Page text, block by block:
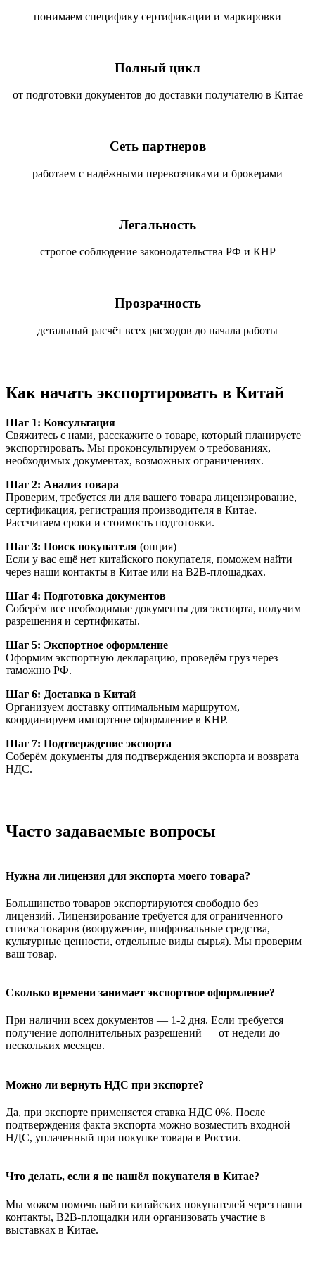
понимаем специфику сертификации и маркировки
Полный цикл
от подготовки документов до доставки получателю в Китае
Сеть партнеров
работаем с надёжными перевозчиками и брокерами
Легальность
строгое соблюдение законодательства РФ и КНР
Прозрачность
детальный расчёт всех расходов до начала работы
Как начать экспортировать в Китай
Шаг 1: Консультация
Свяжитесь с нами, расскажите о товаре, который планируете
экспортировать. Мы проконсультируем о требованиях,
необходимых документах, возможных ограничениях.
Шаг 2: Анализ товара
Проверим, требуется ли для вашего товара лицензирование,
сертификация, регистрация производителя в Китае.
Рассчитаем сроки и стоимость подготовки.
Шаг 3: Поиск покупателя (опция)
Если у вас ещё нет китайского покупателя, поможем найти
через наши контакты в Китае или на B2B-площадках.
Шаг 4: Подготовка документов
Соберём все необходимые документы для экспорта, получим
разрешения и сертификаты.
Шаг 5: Экспортное оформление
Оформим экспортную декларацию, проведём груз через
таможню РФ.
Шаг 6: Доставка в Китай
Организуем доставку оптимальным маршрутом,
координируем импортное оформление в КНР.
Шаг 7: Подтверждение экспорта
Соберём документы для подтверждения экспорта и возврата
НДС.
Часто задаваемые вопросы
Нужна ли лицензия для экспорта моего товара?
Большинство товаров экспортируются свободно без
лицензий. Лицензирование требуется для ограниченного
списка товаров (вооружение, шифровальные средства,
культурные ценности, отдельные виды сырья). Мы проверим
ваш товар.
Сколько времени занимает экспортное оформление?
При наличии всех документов — 1-2 дня. Если требуется
получение дополнительных разрешений — от недели до
нескольких месяцев.
Можно ли вернуть НДС при экспорте?
Да, при экспорте применяется ставка НДС 0%. После
подтверждения факта экспорта можно возместить входной
НДС, уплаченный при покупке товара в России.
Что делать, если я не нашёл покупателя в Китае?
Мы можем помочь найти китайских покупателей через наши
контакты, B2B-площадки или организовать участие в
выставках в Китае.